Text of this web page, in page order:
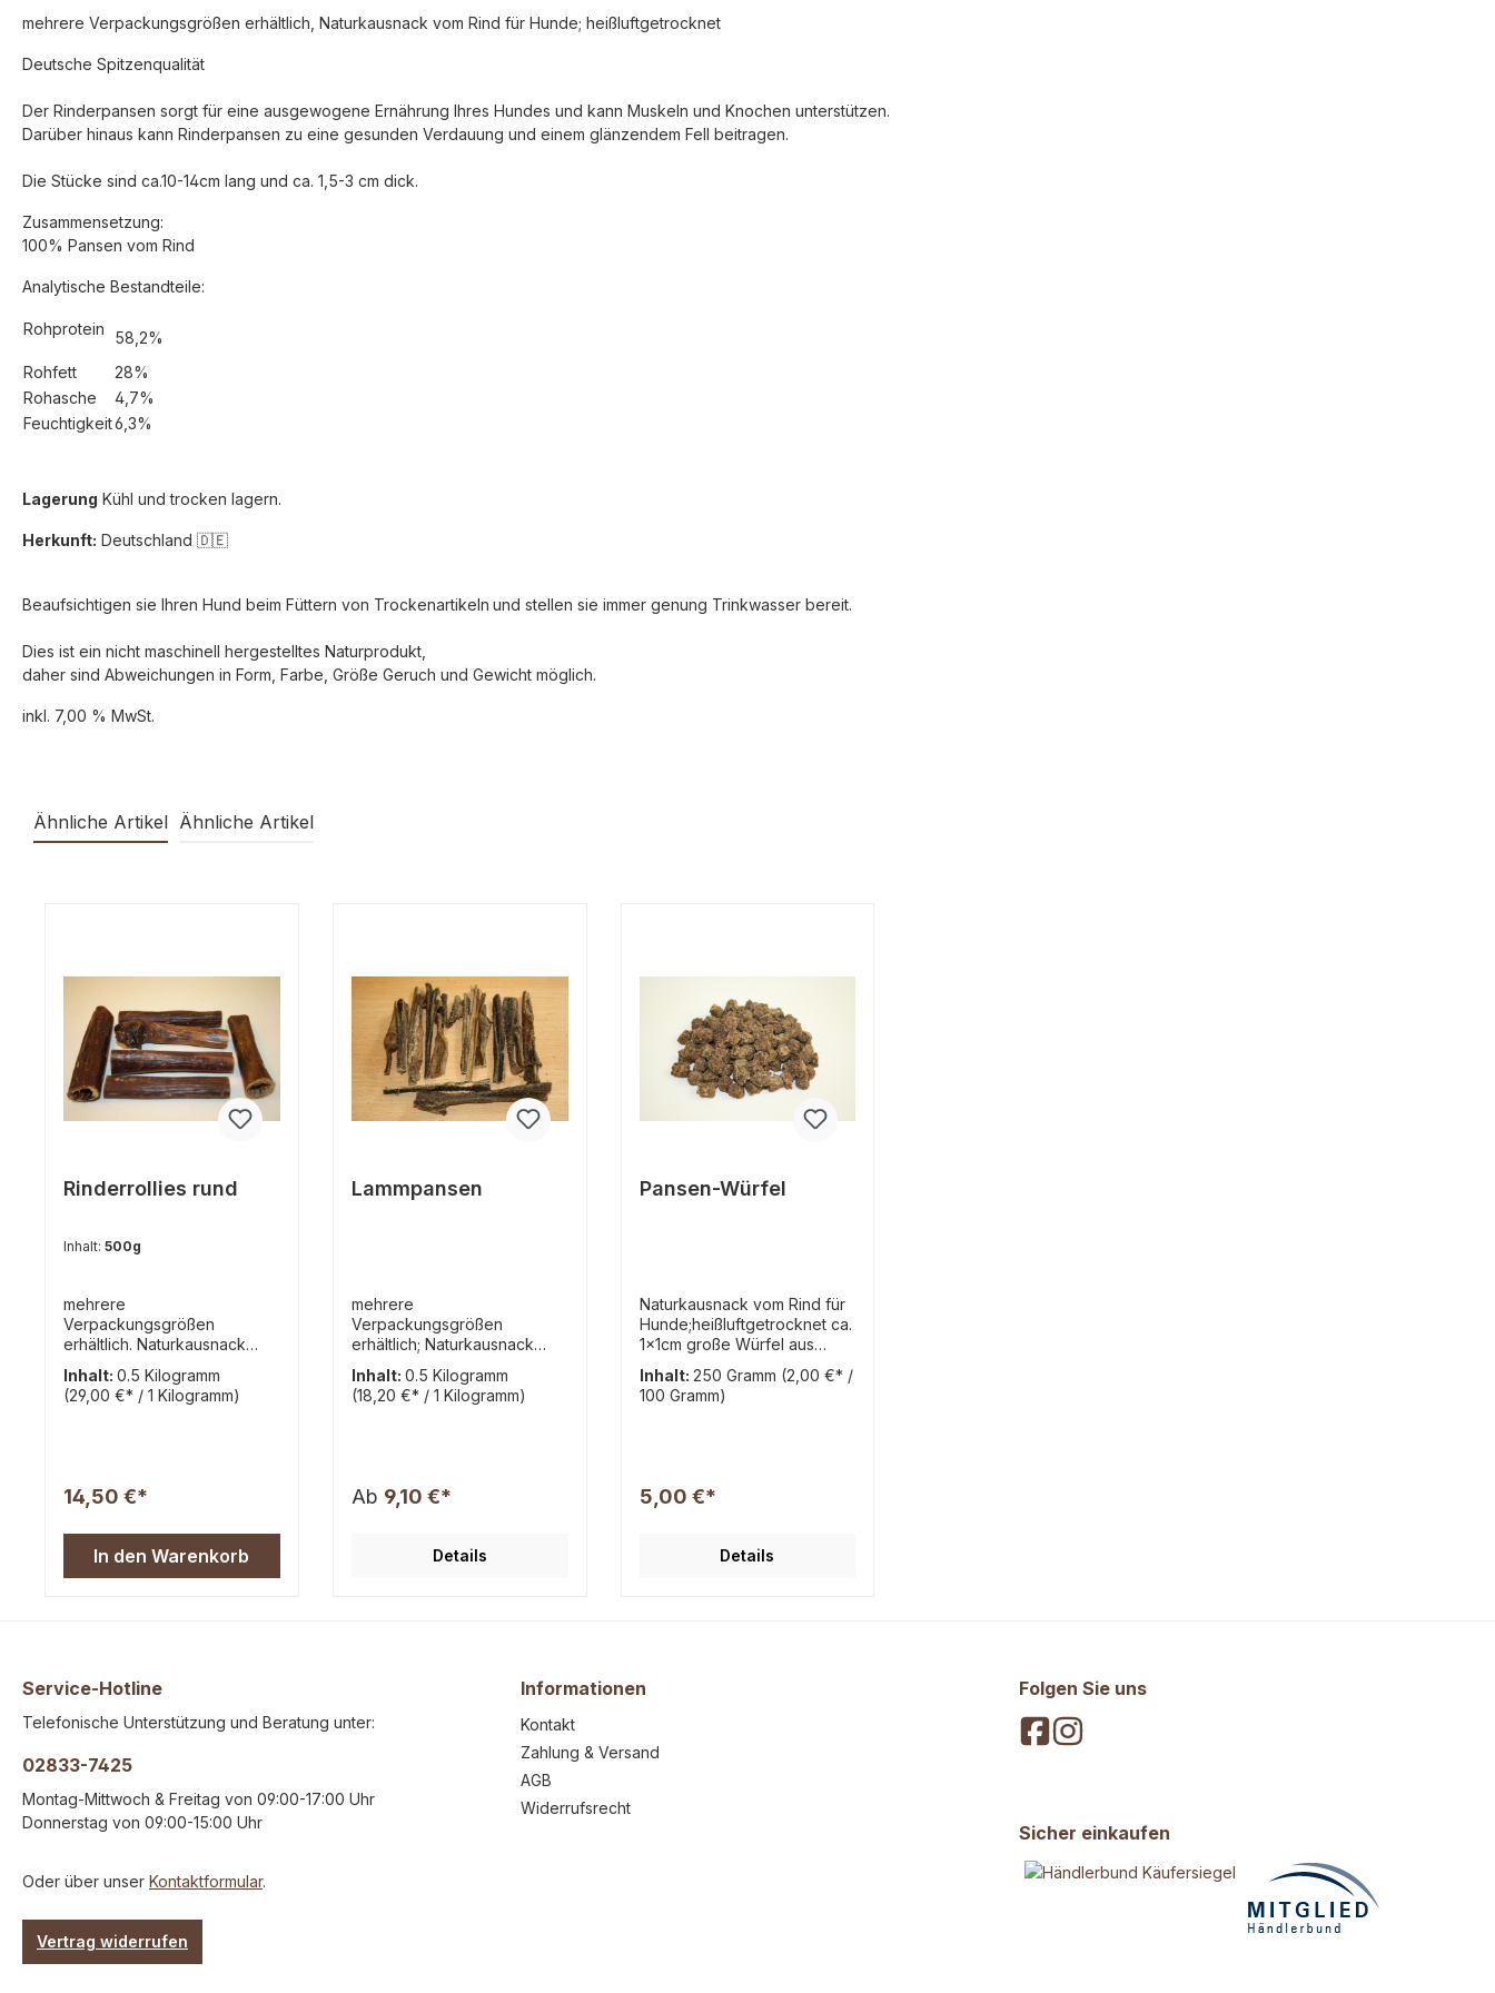
mehrere Verpackungsgrößen erhältlich, Naturkausnack vom Rind für Hunde; heißluftgetrocknet
Deutsche Spitzenqualität
Der Rinderpansen sorgt für eine ausgewogene Ernährung Ihres Hundes und kann Muskeln und Knochen unterstützen.
Darüber hinaus kann Rinderpansen zu eine gesunden Verdauung und einem glänzendem Fell beitragen.
Die Stücke sind ca.10-14cm lang und ca. 1,5-3 cm dick.
Zusammensetzung:
100% Pansen vom Rind
Analytische Bestandteile:
Rohprotein
58,2%
Rohfett
28%
Rohasche
4,7%
Feuchtigkeit6,3%
Lagerung Kühl und trocken lagern.
Herkunft: Deutschland 🇩🇪
Beaufsichtigen sie Ihren Hund beim Füttern von Trockenartikeln und stellen sie immer genung Trinkwasser bereit.
Dies ist ein nicht maschinell hergestelltes Naturprodukt,
daher sind Abweichungen in Form, Farbe, Größe Geruch und Gewicht möglich.
inkl. 7,00 % MwSt.
Ähnliche Artikel Ähnliche Artikel
Rinderrollies rund
Inhalt: 500g
mehrere
Verpackungsgrößen
erhältlich. Naturkausnack
heißluftgetrocknetSpeiseröhr
e vom Rind ca. 10-12cm lange
Kauspaß für alle Hunde.
für Hunde)Analytische
Bestandteile:Rohprotein
hergestelltes Naturprodukt,
Form, Farbe, Größe Geruch
7,00 % MwSt.
Inhalt: 0.5 Kilogramm
(29,00 €* / 1 Kilogramm)
14,50 €*
In den Warenkorb
Lammpansen
mehrere
Verpackungsgrößen
erhältlich; Naturkausnack
heißluftgetrocknet, ca.
13x1,5cm lange Stangen
Rohprotein 70,1%, Rohfett
Feuchtigkeit 4,5% Dies ist
ein nicht maschinell
Inhalt: 0.5 Kilogramm
(18,20 €* / 1 Kilogramm)
Ab 9,10 €*
Details
Pansen-Würfel
Naturkausnack vom Rind für
Hunde;heißluftgetrocknet ca.
1x1cm große Würfel aus
Pansen, zerkleinert und
gepresst sortenrein; diese
Belohnungshappen
Belohnung zwischendurch,
somit sind die Würfel
annähernd "krümelfrei" somit
Bestandteile: Rohprotein
7,4%Es können
Abweichungen in Form,
Inhalt: 250 Gramm (2,00 €* /
100 Gramm)
5,00 €*
Details
Service-Hotline
Telefonische Unterstützung und Beratung unter:
02833-7425
Montag-Mittwoch & Freitag von 09:00-17:00 Uhr
Donnerstag von 09:00-15:00 Uhr
Oder über unser Kontaktformular.
Vertrag widerrufen
Informationen
Kontakt
Zahlung & Versand
AGB
Widerrufsrecht
Folgen Sie uns
Sicher einkaufen